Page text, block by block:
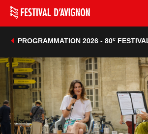
PROGRAMMATION 2026 - 80e